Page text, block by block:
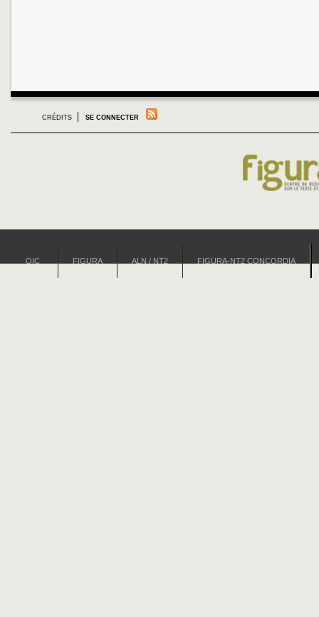
CRÉDITS SE CONNECTER
OIC FIGURA ALN / NT2 FIGURA-NT2 CONCORDIA